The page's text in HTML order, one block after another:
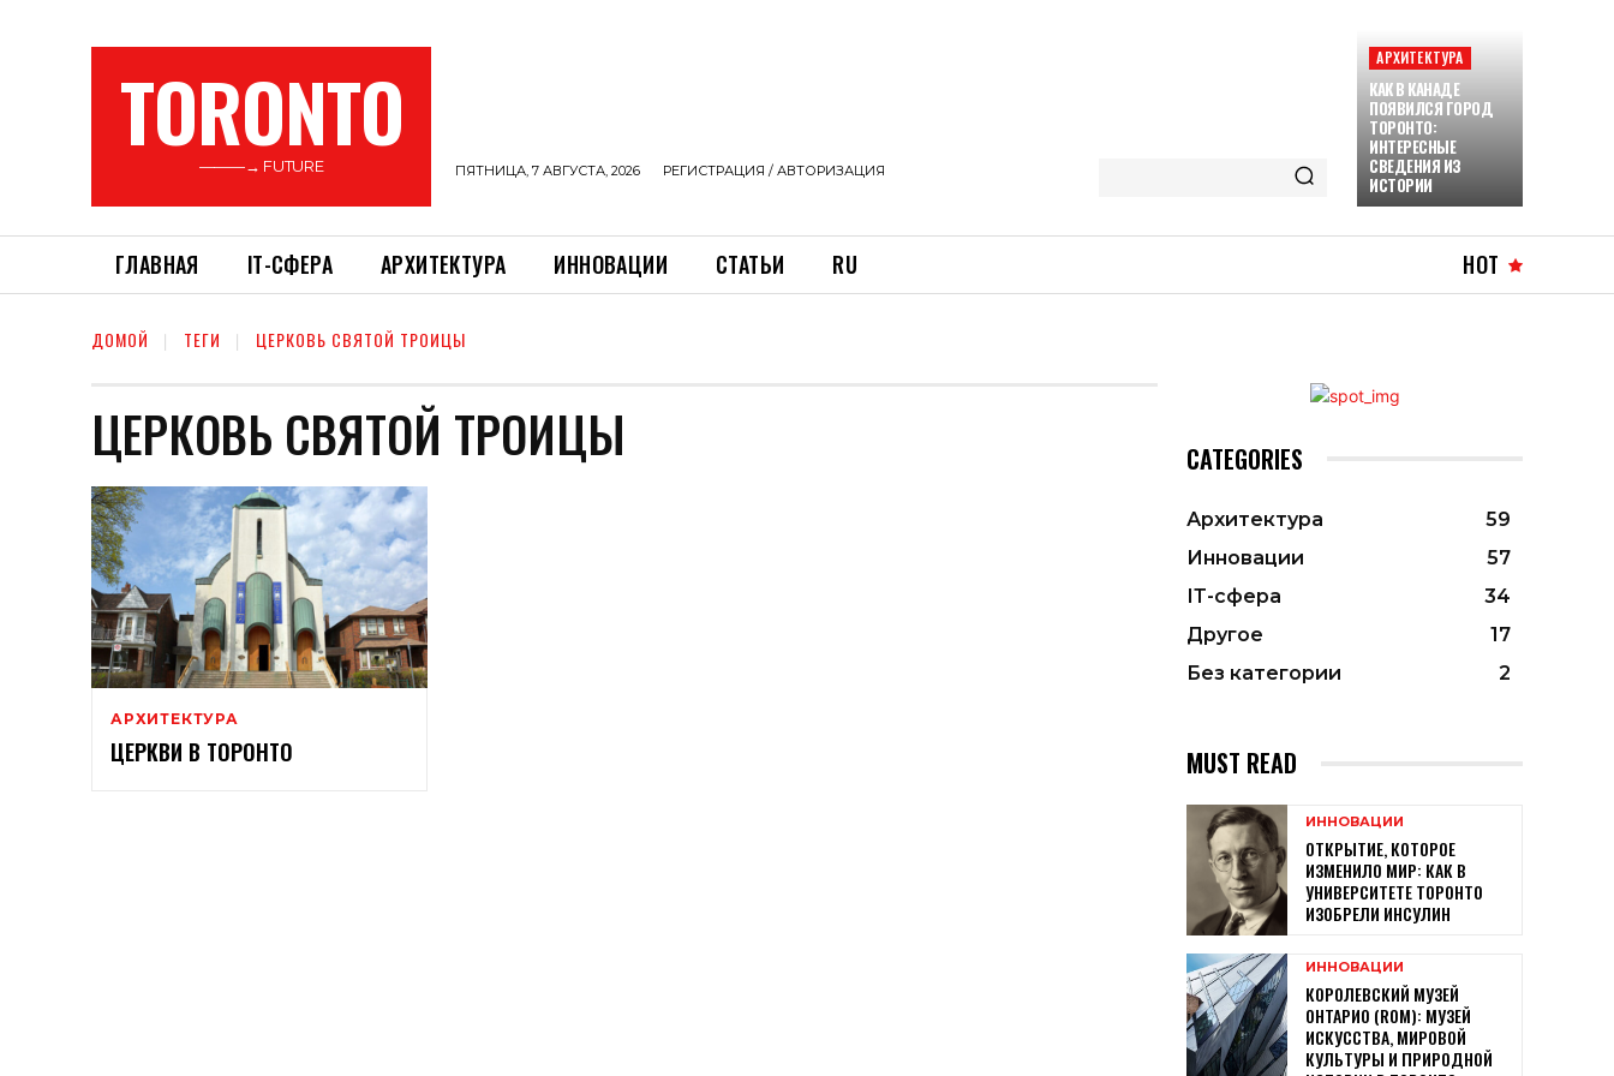
TORONTO
———→ FUTURE ПЯТНИЦА, 7 АВГУСТА, 2026 РЕГИСТРАЦИЯ / АВТОРИЗАЦИЯ
АРХИТЕКТУРА
КАК В КАНАДЕ
ПОЯВИЛСЯ ГОРОД
ТОРОНТО:
ИНТЕРЕСНЫЕ
СВЕДЕНИЯ ИЗ
ИСТОРИИ
ГЛАВНАЯ ІТ-СФЕРА АРХИТЕКТУРА ИННОВАЦИИ СТАТЬИ RU HOT
ДОМОЙ ТЕГИ ЦЕРКОВЬ СВЯТОЙ ТРОИЦЫ
ЦЕРКОВЬ СВЯТОЙ ТРОИЦЫ
АРХИТЕКТУРА
ЦЕРКВИ В ТОРОНТО
CATEGORIES
Архитектура
59
Инновации
57
ІТ-сфера
34
Другое
17
Без категории
2
MUST READ
ИННОВАЦИИ
ОТКРЫТИЕ, КОТОРОЕ
ИЗМЕНИЛО МИР: КАК В
УНИВЕРСИТЕТЕ ТОРОНТО
ИЗОБРЕЛИ ИНСУЛИН
ИННОВАЦИИ
КОРОЛЕВСКИЙ МУЗЕЙ
ОНТАРИО (ROM): МУЗЕЙ
ИСКУССТВА, МИРОВОЙ
КУЛЬТУРЫ И ПРИРОДНОЙ